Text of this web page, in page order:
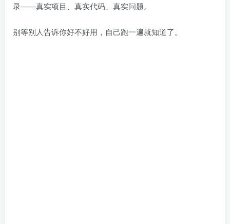
录——真实项目、真实代码、真实问题。
别等别人告诉你好不好用，自己跑一遍就知道了。